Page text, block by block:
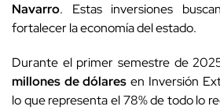
Navarro. Estas inversiones
fortalecer la economía del estado.
Durante el primer semestre de
millones de dólares en Inversión
lo que representa el 78% de todo lo